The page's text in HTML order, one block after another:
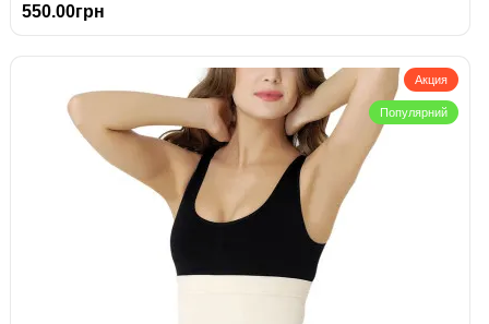
550.00грн
Акция
Популярний